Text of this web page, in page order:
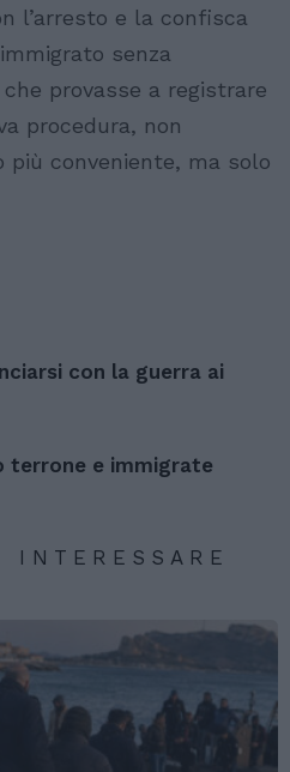
l’arresto e la confisca
senza
provasse a registrare
procedura, non
conveniente, ma solo
con la guerra ai
terrone e immigrate
INTERESSARE